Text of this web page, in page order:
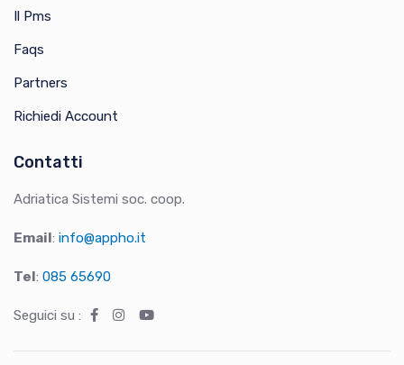
Il Pms
Faqs
Partners
Richiedi Account
Contatti
Adriatica Sistemi soc. coop.
Email: info@appho.it
Tel: 085 65690
Seguici su :